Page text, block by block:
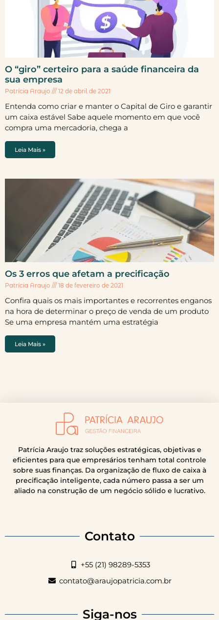
O “giro” certeiro para a saúde financeira da
sua empresa
Patrícia Araujo 12 de abril de 2021
Entenda como criar e manter o Capital de Giro e garantir
um caixa estável Sabe aquele momento em que você
compra uma mercadoria, chega a
Leia Mais »
Os 3 erros que afetam a precificação
Patrícia Araujo 18 de fevereiro de 2021
Confira quais os mais importantes e recorrentes enganos
na hora de determinar o preço de venda de um produto
Se uma empresa mantém uma estratégia
Leia Mais »
Patrícia Araujo traz soluções estratégicas, objetivas e
eficientes para que empresários tenham total controle
sobre suas finanças. Da organização de fluxo de caixa à
precificação inteligente, cada número passa a ser um
aliado na construção de um negócio sólido e lucrativo.
Contato
+55 (21) 98289-5353
contato@araujopatricia.com.br
Siga-nos